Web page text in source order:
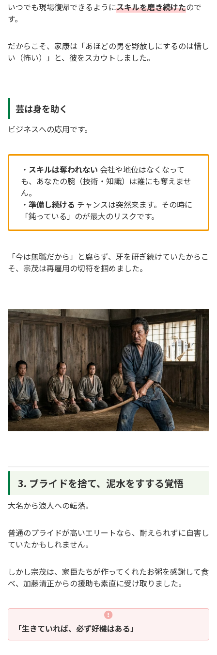
いつでも現場復帰できるようにスキルを磨き続けたので
す。
だからこそ、家康は「あほどの男を野放しにするのは惜し
い（怖い）」と、彼をスカウトしました。
芸は身を助く
ビジネスへの応用です。
・ スキルは奪われない 会社や地位はなくなって
も、あなたの腕（技術・知識）は誰にも奪えませ
ん。
・ 準備し続ける チャンスは突然来ます。その時に
「鈍っている」のが最大のリスクです。
「今は無職だから」と腐らず、牙を研ぎ続けていたからこ
そ、宗茂は再雇用の切符を掴めました。
3. プライドを捨て、泥水をすする覚悟
大名から浪人への転落。
普通のプライドが高いエリートなら、耐えられずに自害し
ていたかもしれません。
しかし宗茂は、家臣たちが作ってくれたお粥を感謝して食
べ、加藤清正からの援助も素直に受け取りました。
「生きていれば、必ず好機はある」